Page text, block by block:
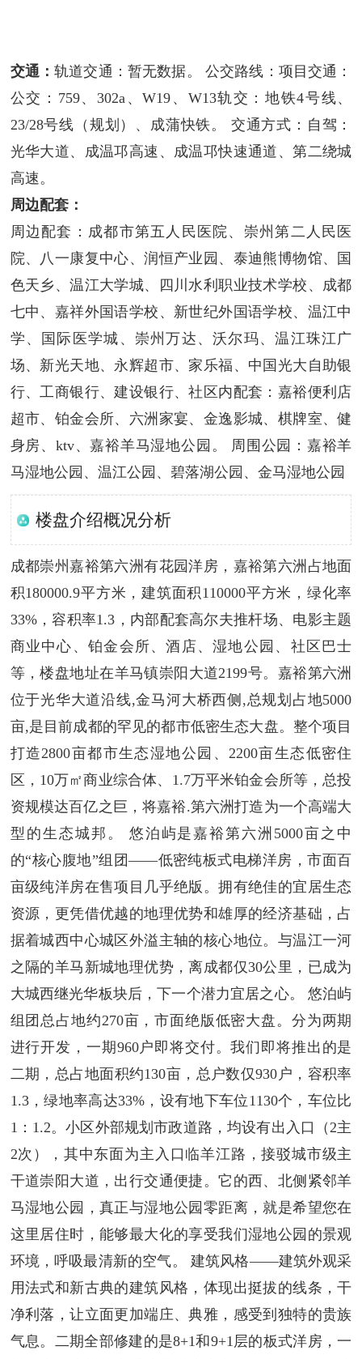
交通：轨道交通：暂无数据。 公交路线：项目交通：
公交：759、302a、W19、W13轨交：地铁4号线、
23/28号线（规划）、成蒲快铁。 交通方式：自驾：
光华大道、成温邛高速、成温邛快速通道、第二绕城
高速。
周边配套：
周边配套：成都市第五人民医院、崇州第二人民医
院、八一康复中心、润恒产业园、泰迪熊博物馆、国
色天乡、温江大学城、四川水利职业技术学校、成都
七中、嘉祥外国语学校、新世纪外国语学校、温江中
学、国际医学城、崇州万达、沃尔玛、温江珠江广
场、新光天地、永辉超市、家乐福、中国光大自助银
行、工商银行、建设银行、社区内配套：嘉裕便利店
超市、铂金会所、六洲家宴、金逸影城、棋牌室、健
身房、ktv、嘉裕羊马湿地公园。 周围公园：嘉裕羊
马湿地公园、温江公园、碧落湖公园、金马湿地公园
楼盘介绍概况分析
成都崇州嘉裕第六洲有花园洋房，嘉裕第六洲占地面
积180000.9平方米，建筑面积110000平方米，绿化率
33%，容积率1.3，内部配套高尔夫推杆场、电影主题
商业中心、铂金会所、酒店、湿地公园、社区巴士
等，楼盘地址在羊马镇崇阳大道2199号。嘉裕第六洲
位于光华大道沿线,金马河大桥西侧,总规划占地5000
亩,是目前成都的罕见的都市低密生态大盘。整个项目
打造2800亩都市生态湿地公园、2200亩生态低密住
区，10万㎡商业综合体、1.7万平米铂金会所等，总投
资规模达百亿之巨，将嘉裕.第六洲打造为一个高端大
型的生态城邦。 悠泊屿是嘉裕第六洲5000亩之中
的“核心腹地”组团——低密纯板式电梯洋房，市面百
亩级纯洋房在售项目几乎绝版。拥有绝佳的宜居生态
资源，更凭借优越的地理优势和雄厚的经济基础，占
据着城西中心城区外溢主轴的核心地位。与温江一河
之隔的羊马新城地理优势，离成都仅30公里，已成为
大城西继光华板块后，下一个潜力宜居之心。 悠泊屿
组团总占地约270亩，市面绝版低密大盘。分为两期
进行开发，一期960户即将交付。我们即将推出的是
二期，总占地面积约130亩，总户数仅930户，容积率
1.3，绿地率高达33%，设有地下车位1130个，车位比
1：1.2。小区外部规划市政道路，均设有出入口（2主
2次），其中东面为主入口临羊江路，接驳城市级主
干道崇阳大道，出行交通便捷。它的西、北侧紧邻羊
马湿地公园，真正与湿地公园零距离，就是希望您在
这里居住时，能够最大化的享受我们湿地公园的景观
环境，呼吸最清新的空气。 建筑风格——建筑外观采
用法式和新古典的建筑风格，体现出挺拔的线条，干
净利落，让立面更加端庄、典雅，感受到独特的贵族
气息。二期全部修建的是8+1和9+1层的板式洋房，一